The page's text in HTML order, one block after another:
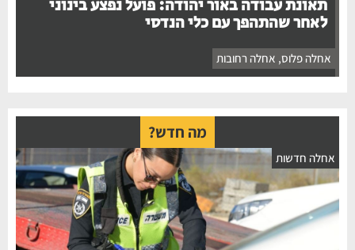
תאונת עבודה באור יהודה: פועל נפצע בינוני
לאחר שהתהפך עם כלי הנדסי
אחלה פלוס, אחלה רחובות
מה חדש?
אחלה חדשות